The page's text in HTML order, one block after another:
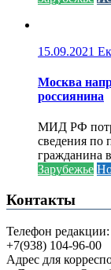
15.09.2021
Москва
россиянина
МИД РФ
сведения по
гражданина
Зарубежье
Контакты
Телефон редакции:
+7(938) 104-96-00
Адрес для